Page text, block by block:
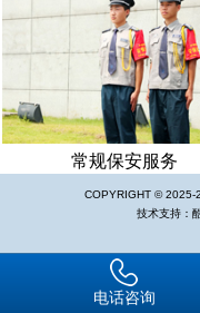
常规保安服务
COPYRIGHT © 2025-
技术支持：
电话咨询